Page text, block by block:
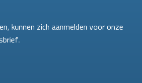
kunnen zich aanmelden voor onze